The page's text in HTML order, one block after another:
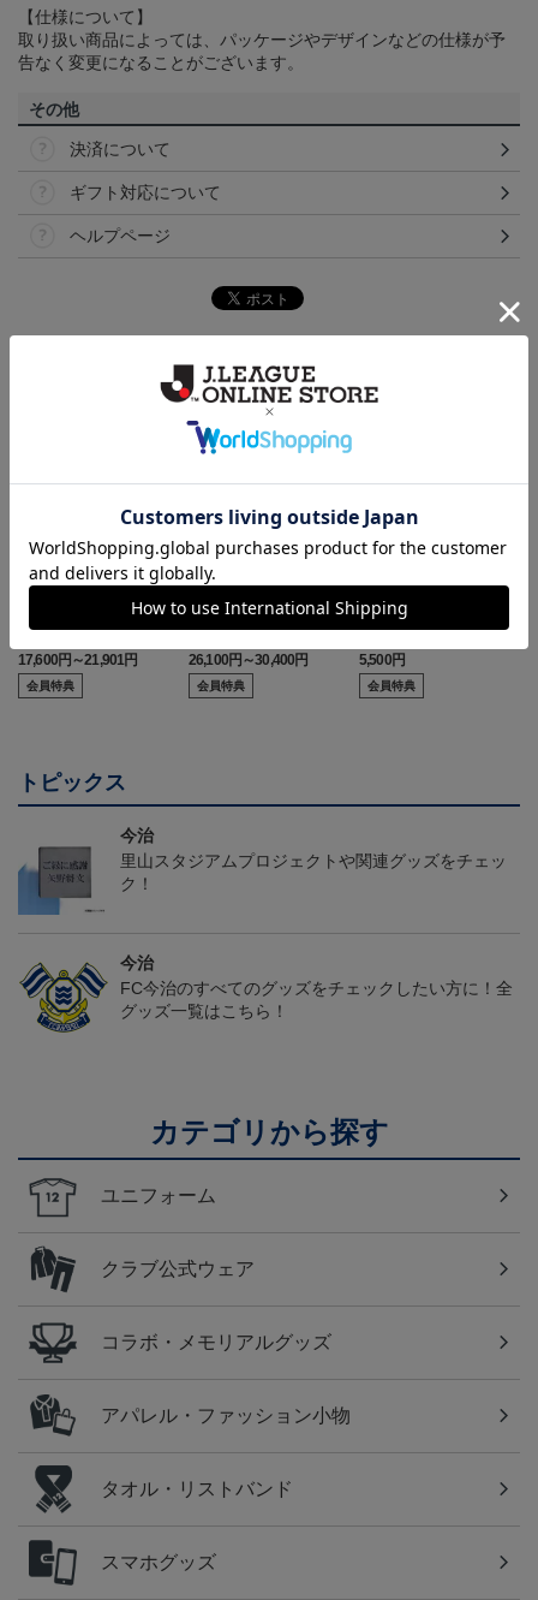
【仕様について】
取り扱い商品によっては、パッケージやデザインなどの仕様が予
告なく変更になることがございます。
その他
決済について
ギフト対応について
ヘルプページ
ーム(FP1st)
17,600円～21,901円
会員特典
ユニフォーム(FP1st)
26,100円～30,400円
会員特典
26SP）
5,500円
会員特典
トピックス
今治
里山スタジアムプロジェクトや関連グッズをチェッ
ク！
今治
FC今治のすべてのグッズをチェックしたい方に！全
グッズ一覧はこちら！
カテゴリから探す
ユニフォーム
クラブ公式ウェア
コラボ・メモリアルグッズ
アパレル・ファッション小物
タオル・リストバンド
スマホグッズ